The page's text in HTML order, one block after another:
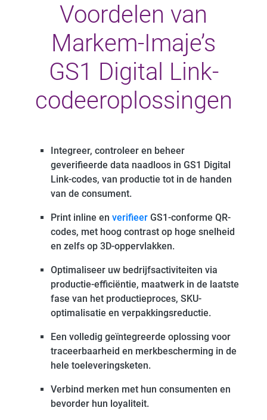
Voordelen van
Markem-Imaje’s
GS1 Digital Link-
codeeroplossingen
Integreer, controleer en beheer
geverifieerde data naadloos in GS1 Digital
Link-codes, van productie tot in de handen
van de consument.
Print inline en verifieerGS1-conforme QR-
codes, met hoog contrast op hoge snelheid
en zelfs op 3D-oppervlakken.
Optimaliseer uw bedrijfsactiviteiten via
productie-efficiëntie, maatwerk in de laatste
fase van het productieproces, SKU-
optimalisatie en verpakkingsreductie.
Een volledig geïntegreerde oplossing voor
traceerbaarheid en merkbescherming in de
hele toeleveringsketen.
Verbind merken met hun consumenten en
bevorder hun loyaliteit.